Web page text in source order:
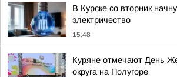
В Курске со вторник
электричество
15:48
Куряне отмечают День
округа на Полугоре